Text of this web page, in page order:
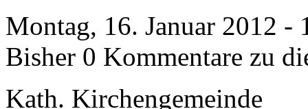
Montag, 16. Januar 2012 -
Bisher 0 Kommentare zu
Kath. Kirchengemeinde